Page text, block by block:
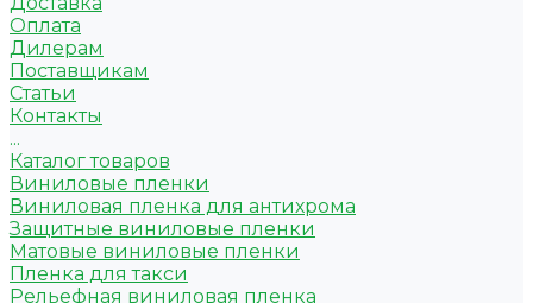
Оплата
Дилерам
Поставщикам
Статьи
Контакты
...
Каталог товаров
Виниловые пленки
Виниловая пленка для антихрома
Защитные виниловые пленки
Матовые виниловые пленки
Пленка для такси
Рельефная виниловая пленка